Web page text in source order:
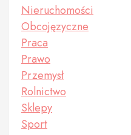
Nieruchomości
Obcojęzyczne
Praca
Prawo
Przemysł
Rolnictwo
Sklepy
Sport